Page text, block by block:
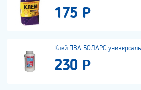
175 Р
Клей ПВА БОЛАРС
230 Р